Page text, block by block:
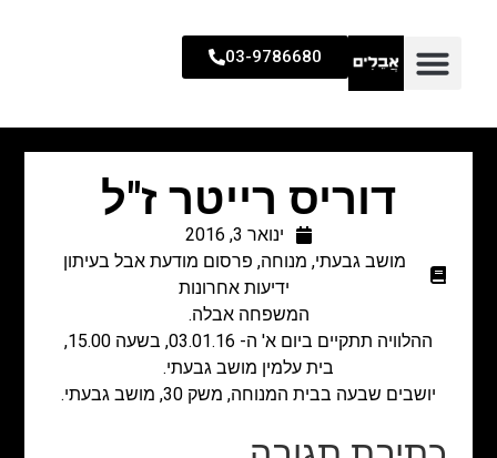
03-9786680
דוריס רייטר ז"ל
ינואר 3, 2016
מושב גבעתי, מנוחה, פרסום מודעת אבל בעיתון
ידיעות אחרונות
המשפחה אבלה.
ההלוויה תתקיים ביום א' ה- 03.01.16, בשעה 15.00,
בית עלמין מושב גבעתי.
יושבים שבעה בבית המנוחה, משק 30, מושב גבעתי.